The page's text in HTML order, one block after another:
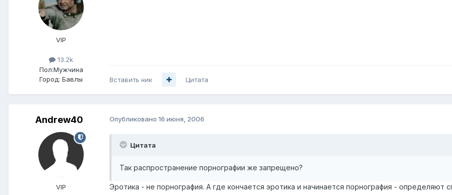
VIP
13.2k
Пол:Мужчина
Город: Бавлы Вставить ник Цитата
Andrew40
VIP
Опубликовано 16 июня, 2006
Цитата
Так распространение порнографии же запрещено?
Эротика - не порнография. А где кончается эротика и начинается порнография - определяют